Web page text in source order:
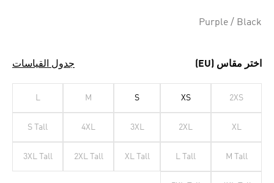
Purple / Black
اختر مقاس (EU) جدول القياسات
2XS
XS
S
M
L
XL
2XL
3XL
4XL
S Tall
M Tall
L Tall
XL Tall
2XL Tall
3XL Tall